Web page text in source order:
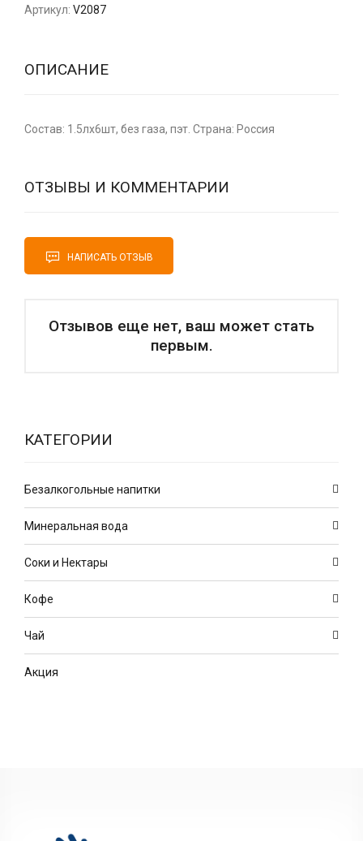
Артикул: V2087
ОПИСАНИЕ
Состав: 1.5лх6шт, без газа, пэт. Страна: Россия
ОТЗЫВЫ И КОММЕНТАРИИ
НАПИСАТЬ ОТЗЫВ
Отзывов еще нет, ваш может стать
первым.
КАТЕГОРИИ
Безалкогольные напитки
Минеральная вода
Соки и Нектары
Кофе
Чай
Акция